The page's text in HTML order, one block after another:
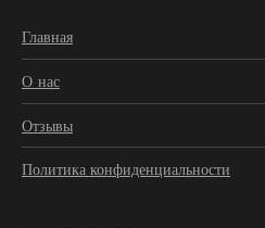
Главная
О нас
Отзывы
Политика конфиденциальности